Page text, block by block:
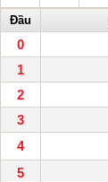
Đầu
0
1
2
3
4
5